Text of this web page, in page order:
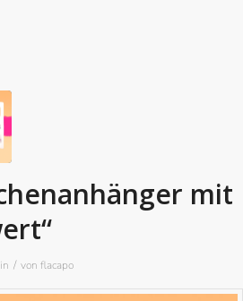
mit
/ von flacapo